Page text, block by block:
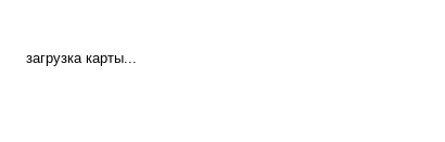
загрузка карты...